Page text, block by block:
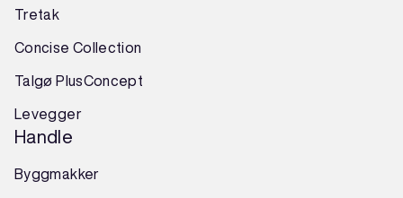
Tretak
Concise Collection
Talgø PlusConcept
Levegger
Handle
Byggmakker